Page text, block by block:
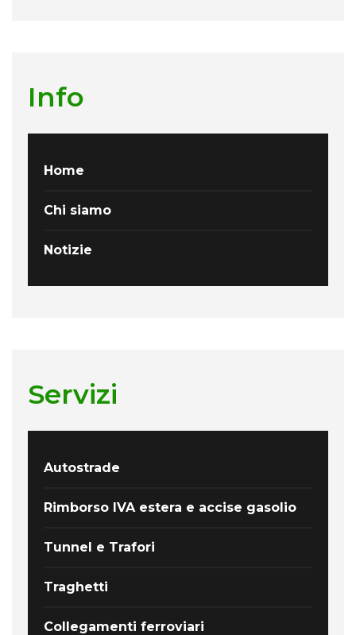
Info
Home
Chi siamo
Notizie
Servizi
Autostrade
Rimborso IVA estera e accise gasolio
Tunnel e Trafori
Traghetti
Collegamenti ferroviari